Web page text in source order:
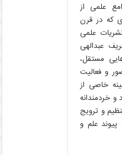
علمی از
که در قرن
علمی
عبدالهی
مستقل،
و فعالیت
خاصی از
و خردمندانه
و ترویج
علم و